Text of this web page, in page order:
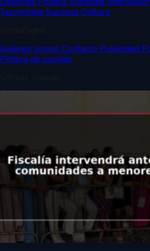
Tecnología Sucesos Cultura
Quiénes somos Contacto Publicidad
Política de cookies